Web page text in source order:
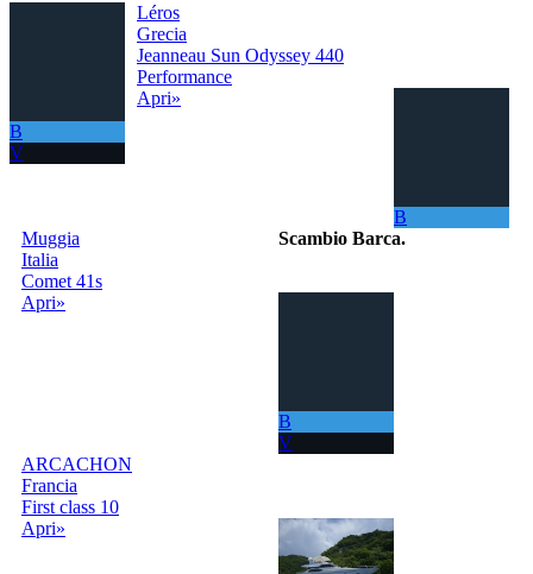
B
V
Léros
Grecia
Jeanneau Sun Odyssey 440
Performance
Apri»
B
Muggia
Italia
Comet 41s
Apri»
B
V
ARCACHON
Francia
First class 10
Apri»
Scambio Barca.